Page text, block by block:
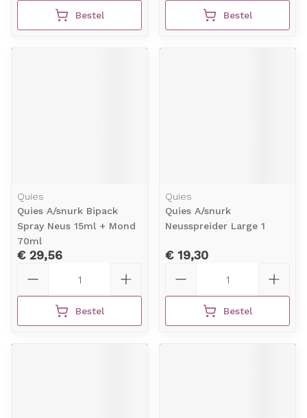
Bestel Bestel
Quies
Quies A/snurk Bipack
Spray Neus 15ml + Mond
70ml
€ 29,56
Bestel
Quies
Quies A/snurk
Neusspreider Large 1
€ 19,30
Bestel